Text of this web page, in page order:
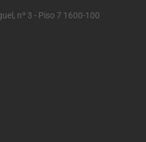
nº 3 - Piso 7 1600-100